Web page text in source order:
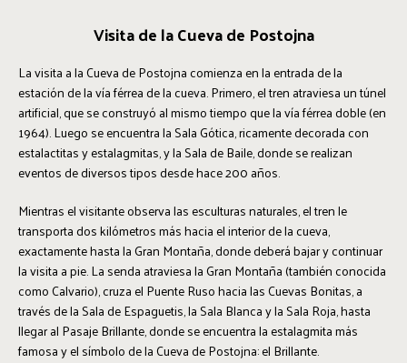
Visita de la Cueva de Postojna
La visita a la Cueva de Postojna comienza en la entrada de la
estación de la vía férrea de la cueva. Primero, el tren atraviesa un túnel
artificial, que se construyó al mismo tiempo que la vía férrea doble (en
1964). Luego se encuentra la Sala Gótica, ricamente decorada con
estalactitas y estalagmitas, y la Sala de Baile, donde se realizan
eventos de diversos tipos desde hace 200 años.
Mientras el visitante observa las esculturas naturales, el tren le
transporta dos kilómetros más hacia el interior de la cueva,
exactamente hasta la Gran Montaña, donde deberá bajar y continuar
la visita a pie. La senda atraviesa la Gran Montaña (también conocida
como Calvario), cruza el Puente Ruso hacia las Cuevas Bonitas, a
través de la Sala de Espaguetis, la Sala Blanca y la Sala Roja, hasta
llegar al Pasaje Brillante, donde se encuentra la estalagmita más
famosa y el símbolo de la Cueva de Postojna: el Brillante.